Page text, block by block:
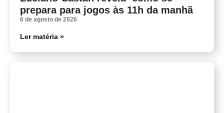
prepara para jogos às 11h da manhã
6 de agosto de 2026
Ler matéria »